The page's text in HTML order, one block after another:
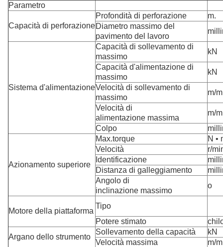
Parametro
Capacità di perforazione
Profondità di perforazione
m.
Diametro massimo del
pavimento del lavoro
Sistema d'alimentazione
Capacità di sollevamento di
massimo
kN
Capacità d'alimentazione di
massimo
kN
Velocità di sollevamento di
massimo
m/
Velocità di
alimentazione massima
m/
Colpo
Azionamento superiore
Max.torque
N •
Velocità
r/
Identificazione
Distanza di galleggiamento
Angolo di
inclinazione massimo
o
Motore della piattaforma
Tipo
Potere stimato
Argano dello strumento
Sollevamento della capacità
kN
Velocità massima
m/